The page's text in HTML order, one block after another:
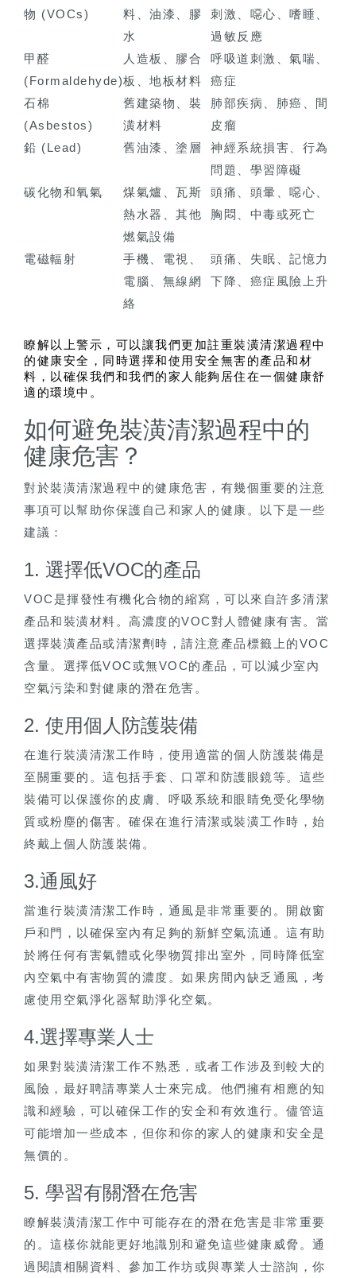
物 (VOCs)
料、油漆、膠
水
刺激、噁心、嗜睡、
過敏反應
甲醛
(Formaldehyde)
人造板、膠合
板、地板材料
呼吸道刺激、氣喘、
癌症
石棉
(Asbestos)
舊建築物、裝
潢材料
肺部疾病、肺癌、間
皮瘤
鉛 (Lead)
舊油漆、塗層
神經系統損害、行為
問題、學習障礙
碳化物和氧氣
煤氣爐、瓦斯
熱水器、其他
燃氣設備
頭痛、頭暈、噁心、
胸悶、中毒或死亡
電磁輻射
手機、電視、
電腦、無線網
絡
頭痛、失眠、記憶力
下降、癌症風險上升
瞭解以上警示，可以讓我們更加註重裝潢清潔過程中
的健康安全，同時選擇和使用安全無害的產品和材
料，以確保我們和我們的家人能夠居住在一個健康舒
適的環境中。
如何避免裝潢清潔過程中的
健康危害？
對於裝潢清潔過程中的健康危害，有幾個重要的注意
事項可以幫助你保護自己和家人的健康。以下是一些
建議：
1. 選擇低VOC的產品
VOC是揮發性有機化合物的縮寫，可以來自許多清潔
產品和裝潢材料。高濃度的VOC對人體健康有害。當
選擇裝潢產品或清潔劑時，請注意產品標籤上的VOC
含量。選擇低VOC或無VOC的產品，可以減少室內
空氣污染和對健康的潛在危害。
2. 使用個人防護裝備
在進行裝潢清潔工作時，使用適當的個人防護裝備是
至關重要的。這包括手套、口罩和防護眼鏡等。這些
裝備可以保護你的皮膚、呼吸系統和眼睛免受化學物
質或粉塵的傷害。確保在進行清潔或裝潢工作時，始
終戴上個人防護裝備。
3.通風好
當進行裝潢清潔工作時，通風是非常重要的。開啟窗
戶和門，以確保室內有足夠的新鮮空氣流通。這有助
於將任何有害氣體或化學物質排出室外，同時降低室
內空氣中有害物質的濃度。如果房間內缺乏通風，考
慮使用空氣淨化器幫助淨化空氣。
4.選擇專業人士
如果對裝潢清潔工作不熟悉，或者工作涉及到較大的
風險，最好聘請專業人士來完成。他們擁有相應的知
識和經驗，可以確保工作的安全和有效進行。儘管這
可能增加一些成本，但你和你的家人的健康和安全是
無價的。
5. 學習有關潛在危害
瞭解裝潢清潔工作中可能存在的潛在危害是非常重要
的。這樣你就能更好地識別和避免這些健康威脅。通
過閱讀相關資料、參加工作坊或與專業人士諮詢，你